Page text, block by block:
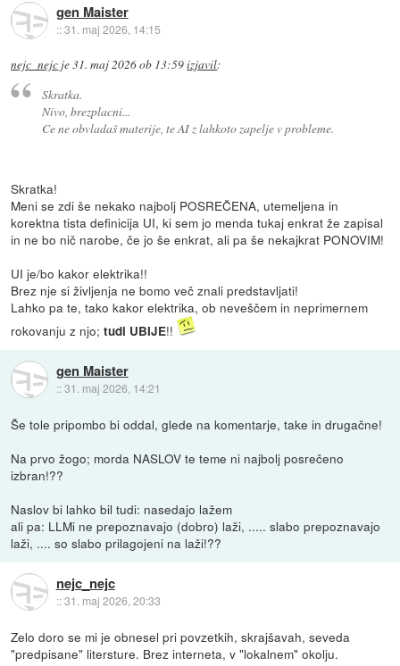
gen Maister
::31. maj 2026, 14:15
nejc_nejc je31. maj 2026 ob 13:59izjavil:
Skratka.
Nivo, brezplacni...
Ce ne obvladaš materije, te AI z lahkoto zapelje v probleme.
Skratka!
Meni se zdi še nekako najbolj POSREČENA, utemeljena in
korektna tista definicija UI, ki sem jo menda tukaj enkrat že zapisal
in ne bo nič narobe, če jo še enkrat, ali pa še nekajkrat PONOVIM!
UI je/bo kakor elektrika!!
Brez nje si življenja ne bomo več znali predstavljati!
Lahko pa te, tako kakor elektrika, ob neveščem in neprimernem
rokovanju z njo;tudi UBIJE!!
gen Maister
::31. maj 2026, 14:21
Še tole pripombo bi oddal, glede na komentarje, take in drugačne!
Na prvo žogo; morda NASLOV te teme ni najbolj posrečeno
izbran!??
Naslov bi lahko bil tudi: nasedajo lažem
ali pa: LLMi ne prepoznavajo (dobro) laži, ..... slabo prepoznavajo
laži, .... so slabo prilagojeni na laži!??
nejc_nejc
::31. maj 2026, 20:33
Zelo doro se mi je obnesel pri povzetkih, skrajšavah, seveda
"predpisane" litersture. Brez interneta, v "lokalnem" okolju.